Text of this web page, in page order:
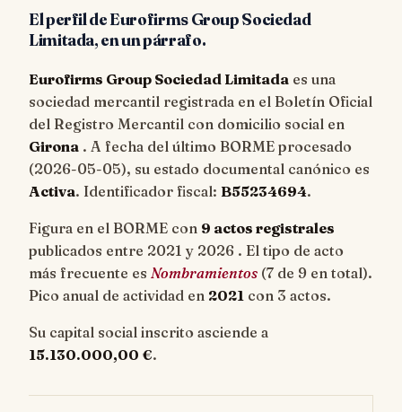
El perfil de Eurofirms Group Sociedad
Limitada, en un párrafo.
Eurofirms Group Sociedad Limitada es una
sociedad mercantil registrada en el Boletín Oficial
del Registro Mercantil con domicilio social en
Girona . A fecha del último BORME procesado
(2026-05-05), su estado documental canónico es
Activa. Identificador fiscal: B55234694.
Figura en el BORME con 9 actos registrales
publicados entre 2021 y 2026 . El tipo de acto
más frecuente es Nombramientos (7 de 9 en total).
Pico anual de actividad en 2021 con 3 actos.
Su capital social inscrito asciende a
15.130.000,00 €.